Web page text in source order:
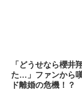
「どうせなら櫻井
た…」ファンから
ド離婚の危機！？